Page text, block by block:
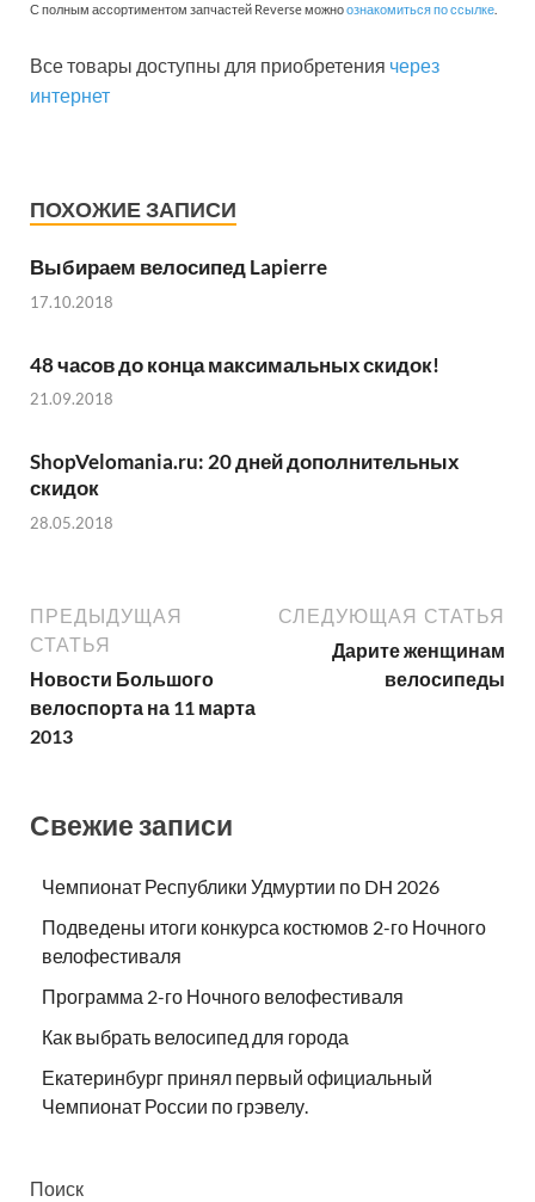
С полным ассортиментом запчастей Reverse можноознакомиться по ссылке
Все товары доступны для приобретения через
интернет
ПОХОЖИЕ ЗАПИСИ
Выбираем велосипед Lapierre
17.10.2018
48 часов до конца максимальных скидок!
21.09.2018
ShopVelomania.ru: 20 дней дополнительных
скидок
28.05.2018
ПРЕДЫДУЩАЯ
СТАТЬЯ
Новости Большого
велоспорта на 11 марта
2013
СЛЕДУЮЩАЯ СТАТЬЯ
Дарите женщинам
велосипеды
Свежие записи
Чемпионат Республики Удмуртии по DH 2026
Подведены итоги конкурса костюмов 2-го Ночного
велофестиваля
Программа 2-го Ночного велофестиваля
Как выбрать велосипед для города
Екатеринбург принял первый официальный
Чемпионат России по грэвелу.
Поиск